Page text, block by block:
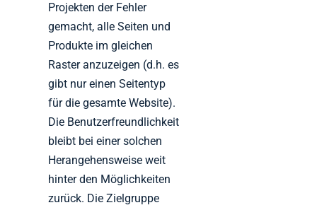
Projekten der Fehler
gemacht, alle Seiten und
Produkte im gleichen
Raster anzuzeigen (d.h. es
gibt nur einen Seitentyp
für die gesamte Website).
Die Benutzerfreundlichkeit
bleibt bei einer solchen
Herangehensweise weit
hinter den Möglichkeiten
zurück. Die Zielgruppe